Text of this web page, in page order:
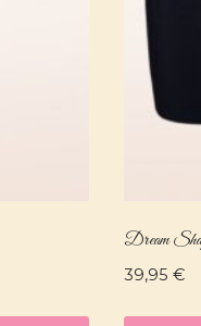
Dream
39,95 €